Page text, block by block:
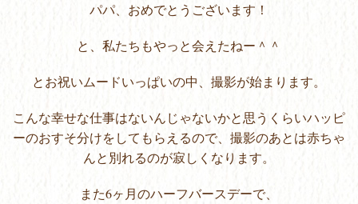
パパ、おめでとうございます！
と、私たちもやっと会えたねー＾＾
とお祝いムードいっぱいの中、撮影が始まります。
こんな幸せな仕事はないんじゃないかと思うくらいハッピ
ーのおすそ分けをしてもらえるので、撮影のあとは赤ちゃ
んと別れるのが寂しくなります。
また6ヶ月のハーフバースデーで、